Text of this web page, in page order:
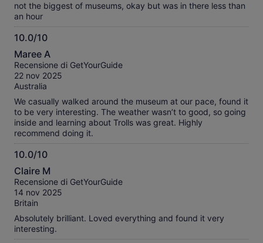
not the biggest of museums, okay but was in there less than
an hour
10.0/10
10.0
su
10
Maree A
Recensione di GetYourGuide
22 nov 2025
Australia
We casually walked around the museum at our pace, found it
to be very interesting. The weather wasn’t to good, so going
inside and learning about Trolls was great. Highly
recommend doing it.
10.0/10
10.0
su
10
Claire M
Recensione di GetYourGuide
14 nov 2025
Britain
Absolutely brilliant. Loved everything and found it very
interesting.